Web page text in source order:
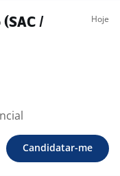
/
Hoje
Candidatar-me